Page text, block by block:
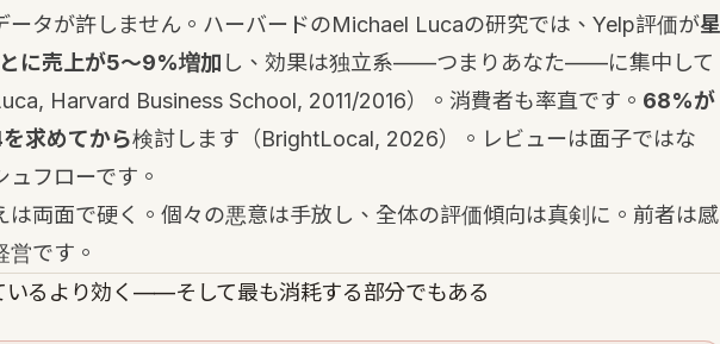
ータが許しません。ハーバードのMichael Lucaの研究では、Yelp評価が星
に売上が5〜9%増加 し、効果は独立系——つまりあなた——に集中して
Harvard Business School, 2011/2016）。消費者も率直です。 68%が
求めてから検討します（BrightLocal, 2026）。レビューは面子ではな
ュフローです。
は両面で硬く。個々の悪意は手放し、全体の評価傾向は真剣に。前者は感
営です。
いるより効く——そして最も消耗する部分でもある